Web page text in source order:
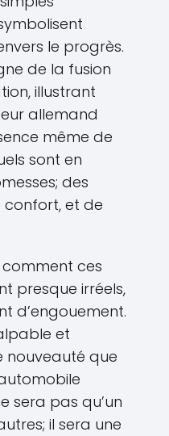
le progrès.
de la fusion
illustrant
allemand
même de
sont en
des
confort, et de
ces
presque irréels,
d’engouement.
et
nouveauté que
sera pas qu’un
il sera une